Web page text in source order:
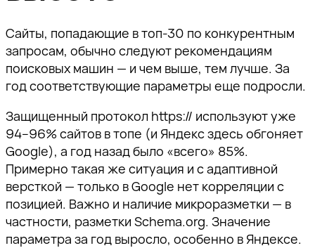
Сайты, попадающие в топ-30 по конкурентным
запросам, обычно следуют рекомендациям
поисковых машин — и чем выше, тем лучше. За
год соответствующие параметры еще подросли.
Защищенный протокол https:// используют уже
94–96% сайтов в топе (и Яндекс здесь обгоняет
Google), а год назад было «всего» 85%.
Примерно такая же ситуация и с адаптивной
версткой — только в Google нет корреляции с
позицией. Важно и наличие микроразметки — в
частности, разметки Schema.org. Значение
параметра за год выросло, особенно в Яндексе.